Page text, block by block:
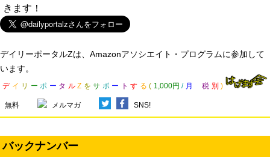
きます！
デイリーポータルZは、Amazonアソシエイト・プログラムに参加して
います。
デ イ リ ー ポ ー タ ル Z を サ ポ ー ト す る ( 1,000円 / 月 税 別 )
無料 メルマガ SNS!
バックナンバー